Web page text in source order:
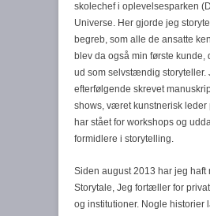
skolechef i oplevelsesparken
Universe. Her gjorde jeg
begreb, som alle de ansatte
blev da også min første kunde,
ud som selvstændig storyteller.
efterfølgende skrevet
shows, været kunstnerisk leder
har stået for workshops og
formidlere i storytelling.
Siden august 2013 har jeg haft
Storytale, Jeg fortæller for
og institutioner. Nogle historier